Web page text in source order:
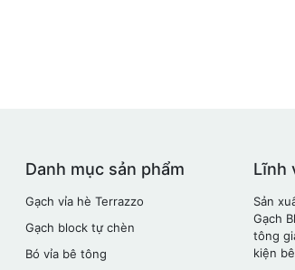
Lĩnh
Sản
Gạch
tông
kiện
Danh mục sản phẩm
Gạch vỉa hè Terrazzo
Gạch block tự chèn
Bó vỉa bê tông